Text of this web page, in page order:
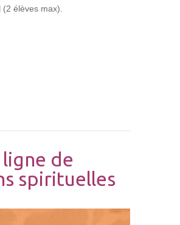
élèves max).
de
spirituelles